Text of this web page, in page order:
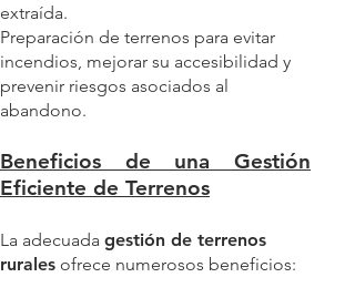
extraída.
Preparación de terrenos para evitar
incendios, mejorar su accesibilidad y
prevenir riesgos asociados al
abandono.
Beneficios de una Gestión
Eficiente de Terrenos
La adecuada gestión de terrenos
rurales ofrece numerosos beneficios: